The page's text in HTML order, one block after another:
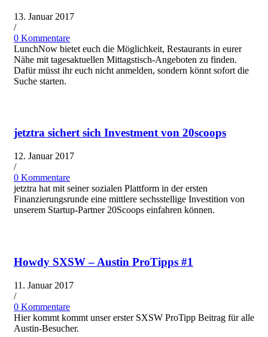
13. Januar 2017
/
0 Kommentare
LunchNow bietet euch die Möglichkeit, Restaurants in eurer
Nähe mit tagesaktuellen Mittagstisch-Angeboten zu finden.
Dafür müsst ihr euch nicht anmelden, sondern könnt sofort die
Suche starten.
jetztra sichert sich Investment von 20scoops
12. Januar 2017
/
0 Kommentare
jetztra hat mit seiner sozialen Plattform in der ersten
Finanzierungsrunde eine mittlere sechsstellige Investition von
unserem Startup-Partner 20Scoops einfahren können.
Howdy SXSW – Austin ProTipps #1
11. Januar 2017
/
0 Kommentare
Hier kommt kommt unser erster SXSW ProTipp Beitrag für alle
Austin-Besucher.